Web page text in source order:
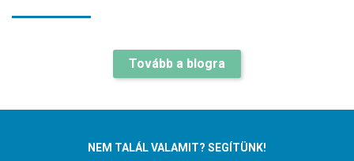
Tovább a blogra
NEM TALÁL VALAMIT? SEGÍTÜNK!